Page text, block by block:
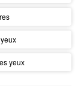
yeux